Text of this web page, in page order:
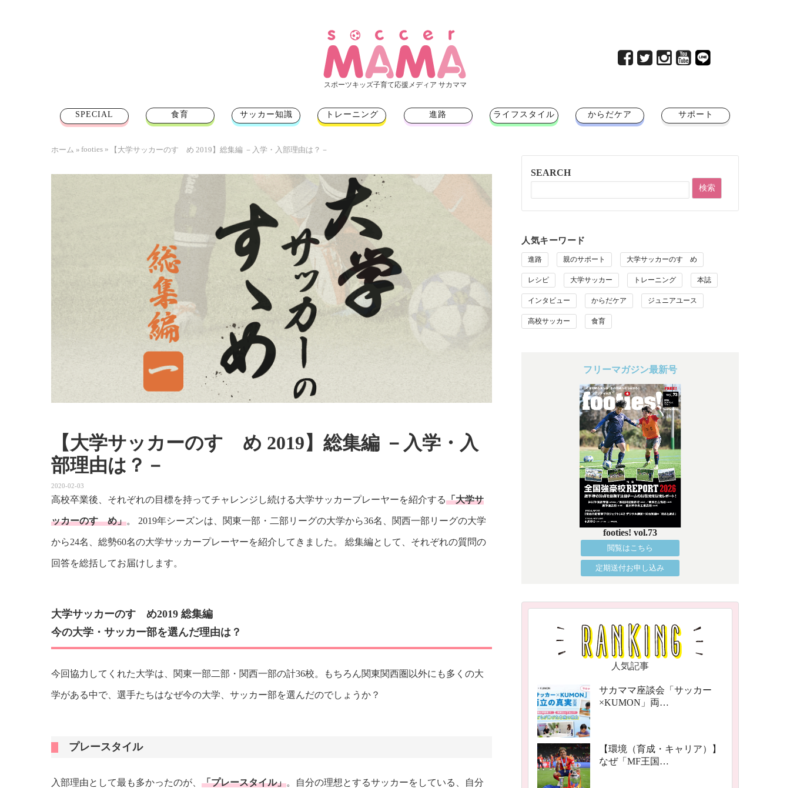
スポーツキッズ子育て応援メディア サカママ
SPECIAL 食育 サッカー知識 トレーニング 進路 ライフスタイル からだケア サポート
ホーム » footies » 【大学サッカーのすゝめ 2019】総集編 －入学・入部理由は？－
【大学サッカーのすゝめ 2019】総集編 －入学・入
部理由は？－
2020-02-03
高校卒業後、それぞれの目標を持ってチャレンジし続ける大学サッカープレーヤーを紹介する「大学サ
ッカーのすゝめ」。 2019年シーズンは、関東一部・二部リーグの大学から36名、関西一部リーグの大学
から24名、総勢60名の大学サッカープレーヤーを紹介してきました。 総集編として、それぞれの質問の
回答を総括してお届けします。
大学サッカーのすゝめ2019 総集編
今の大学・サッカー部を選んだ理由は？
今回協力してくれた大学は、関東一部二部・関西一部の計36校。もちろん関東関西圏以外にも多くの大
学がある中で、選手たちはなぜ今の大学、サッカー部を選んだのでしょうか？
プレースタイル
入部理由として最も多かったのが、 「プレースタイル」。自分の理想とするサッカーをしている、自分
SEARCH
人気キーワード
進路 親のサポート 大学サッカーのすゝめ
レシピ 大学サッカー トレーニング 本誌
インタビュー からだケア ジュニアユース
高校サッカー 食育
フリーマガジン最新号
footies! vol.73
閲覧はこちら
定期送付お申し込み
人気記事
サカママ座談会「サッカー
×KUMON」両…
【環境（育成・キャリア）】
なぜ「MF王国…